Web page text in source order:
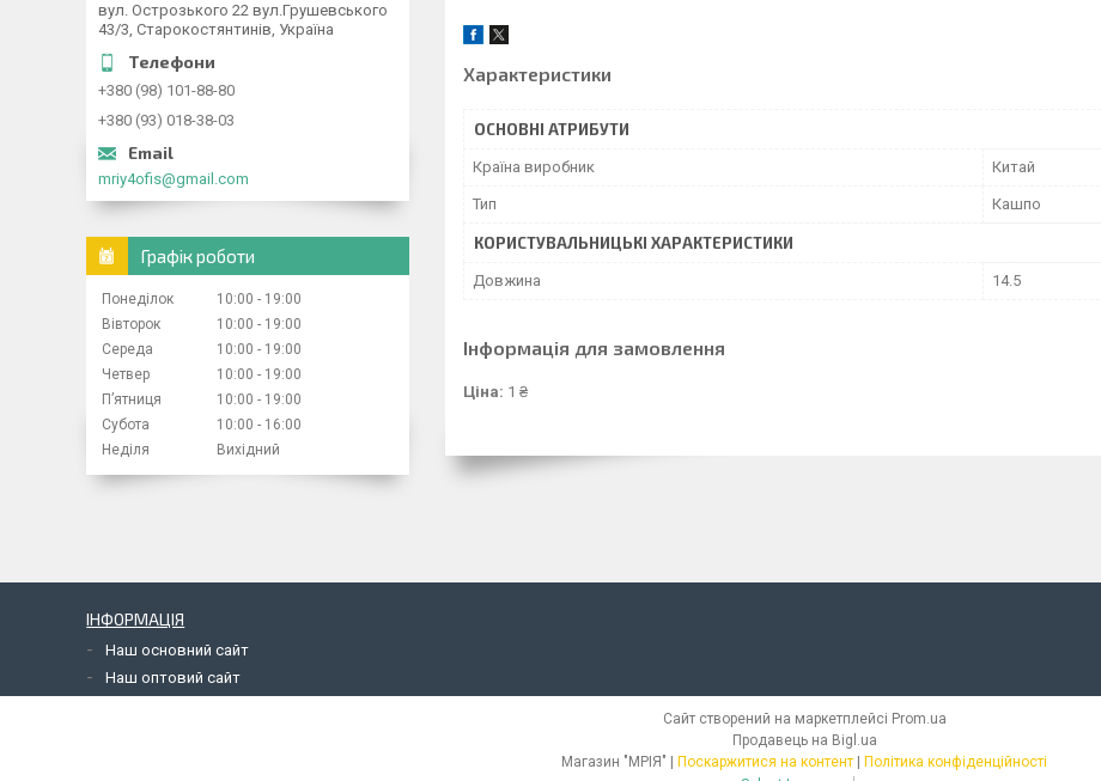
Характеристики
ОСНОВНІ АТРИБУТИ
Країна виробник Китай
Тип Кашпо
КОРИСТУВАЛЬНИЦЬКІ ХАРАКТЕРИСТИКИ
Довжина 14.5
Інформація для замовлення
Ціна: 1 ₴
вул. Острозького 22 вул.Грушевського
43/3, Старокостянтинів, Україна
+380 (98) 101-88-80
+380 (93) 018-38-03
mriy4ofis@gmail.com
Графік роботи
Понеділок 10:00
19:00
Вівторок
10:00
19:00
Середа
10:00
19:00
Четвер
10:00
19:00
Пʼятниця
10:00
19:00
Субота
10:00
16:00
Неділя
Вихідний
ІНФОРМАЦІЯ
Наш основний сайт
Наш оптовий сайт
Сайт створений на маркетплейсі Prom.ua
Продавець на Bigl.ua
Поскаржитися на контент
Політика конфіденційності